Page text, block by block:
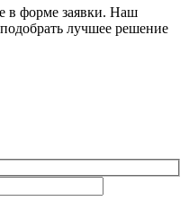
в форме заявки. Наш
лучшее решение